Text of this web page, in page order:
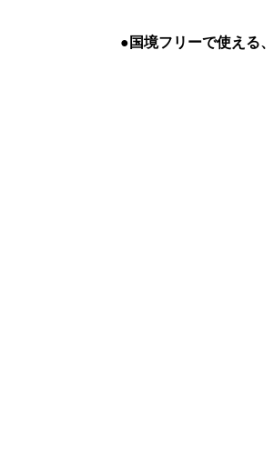
●国境フリーで使える